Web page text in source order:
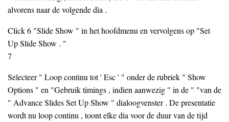
alvorens naar de volgende dia .
Click 6 "Slide Show " in het hoofdmenu en vervolgens op "Set
Up Slide Show . "
7
Selecteer " Loop continu tot ' Esc ' " onder de rubriek " Show
Options " en "Gebruik timings , indien aanwezig " in de " "van de
" Advance Slides Set Up Show " dialoogvenster . De presentatie
wordt nu loop continu , toont elke dia voor de duur van de tijd